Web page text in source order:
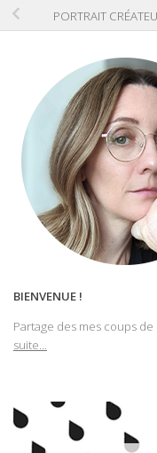
PORTRAIT
BIENVENUE !
Partage des mes coups
suite...